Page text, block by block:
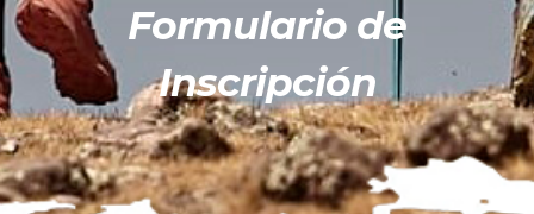
Formulario de
Inscripción